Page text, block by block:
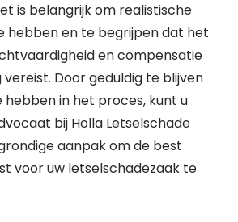
is belangrijk om realistische
hebben en te begrijpen dat het
en compensatie
vereist. Door geduldig te blijven
in het proces, kunt u
bij Holla Letselschade
aanpak om de best
voor uw letselschadezaak te